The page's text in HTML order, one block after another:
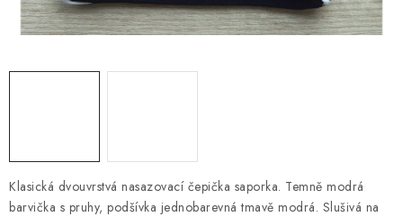
Podmínky ochrany osobních údajů
Blog
Klasická dvouvrstvá nasazovací čepička saporka. Temně modrá
barvička s pruhy, podšívka jednobarevná tmavě modrá. Slušivá na